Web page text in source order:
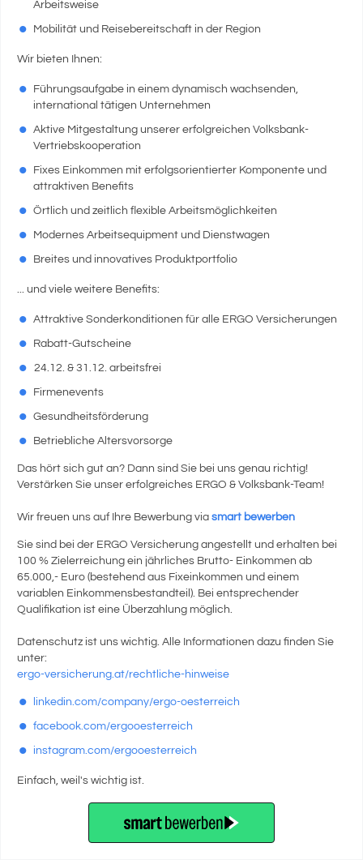
Arbeitsweise
Mobilität und Reisebereitschaft in der Region
Wir bieten Ihnen:
Führungsaufgabe in einem dynamisch wachsenden,
international tätigen Unternehmen
Aktive Mitgestaltung unserer erfolgreichen Volksbank-
Vertriebskooperation
Fixes Einkommen mit erfolgsorientierter Komponente und
attraktiven Benefits
Örtlich und zeitlich flexible Arbeitsmöglichkeiten
Modernes Arbeitsequipment und Dienstwagen
Breites und innovatives Produktportfolio
... und viele weitere Benefits:
Attraktive Sonderkonditionen für alle ERGO Versicherungen
Rabatt-Gutscheine
24.12. & 31.12. arbeitsfrei
Firmenevents
Gesundheitsförderung
Betriebliche Altersvorsorge
Das hört sich gut an? Dann sind Sie bei uns genau richtig!
Verstärken Sie unser erfolgreiches ERGO & Volksbank-Team!
Wir freuen uns auf Ihre Bewerbung via smart bewerben
Sie sind bei der ERGO Versicherung angestellt und erhalten bei
100 % Zielerreichung ein jährliches Brutto- Einkommen ab
65.000,- Euro (bestehend aus Fixeinkommen und einem
variablen Einkommensbestandteil). Bei entsprechender
Qualifikation ist eine Überzahlung möglich.
Datenschutz ist uns wichtig. Alle Informationen dazu finden Sie
unter:
ergo-versicherung.at/rechtliche-hinweise
linkedin.com/company/ergo-oesterreich
facebook.com/ergooesterreich
instagram.com/ergooesterreich
Einfach, weil's wichtig ist.